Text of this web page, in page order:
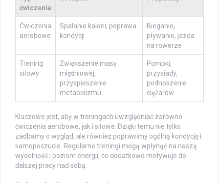
ćwiczenia
Ćwiczenia
aerobowe
Spalanie kalorii, poprawa
kondycji
Bieganie,
pływanie, jazda
na rowerze
Trening
siłowy
Zwiększenie masy
mięśniowej,
przyspieszenie
metabolizmu
Pompki,
przysiady,
podnoszenie
ciężarów
Kluczowe jest, aby w treningach uwzględniać zarówno
ćwiczenia aerobowe, jak i siłowe. Dzięki temu nie tylko
zadbamy o wygląd, ale również poprawimy ogólną kondycję i
samopoczucie. Regularne treningi mogą wpłynąć na naszą
wydolność i poziom energii, co dodatkowo motywuje do
dalszej pracy nad sobą.